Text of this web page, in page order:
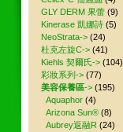
GLY DERM 果蕾 (9)
Kinerase 凱娜詩 (5)
NeoStrata-> (24)
杜克左旋C-> (41)
Kiehls 契爾氏-> (104)
彩妝系列-> (77)
美容保養區-> (195)
Aquaphor (4)
Arizona Sun® (8)
Aubrey返融R (24)